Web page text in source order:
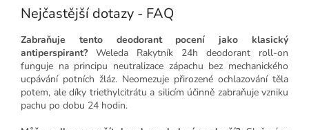
Nejčastější dotazy - FAQ
Zabraňuje tento deodorant pocení jako klasický
antiperspirant?Weleda Rakytník 24h deodorant roll-on
funguje na principu neutralizace zápachu bez mechanického
ucpávání potních žláz. Neomezuje přirozené ochlazování těla
potem, ale díky triethylcitrátu a silicím účinně zabraňuje vzniku
pachu po dobu 24 hodin.